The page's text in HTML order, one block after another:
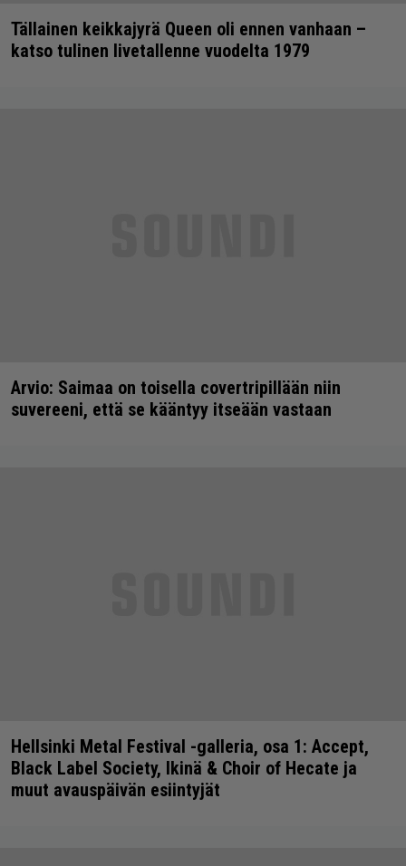
Tällainen keikkajyrä Queen oli ennen vanhaan –
katso tulinen livetallenne vuodelta 1979
Arvio: Saimaa on toisella covertripillään niin
suvereeni, että se kääntyy itseään vastaan
Hellsinki Metal Festival -galleria, osa 1: Accept,
Black Label Society, Ikinä & Choir of Hecate ja
muut avauspäivän esiintyjät